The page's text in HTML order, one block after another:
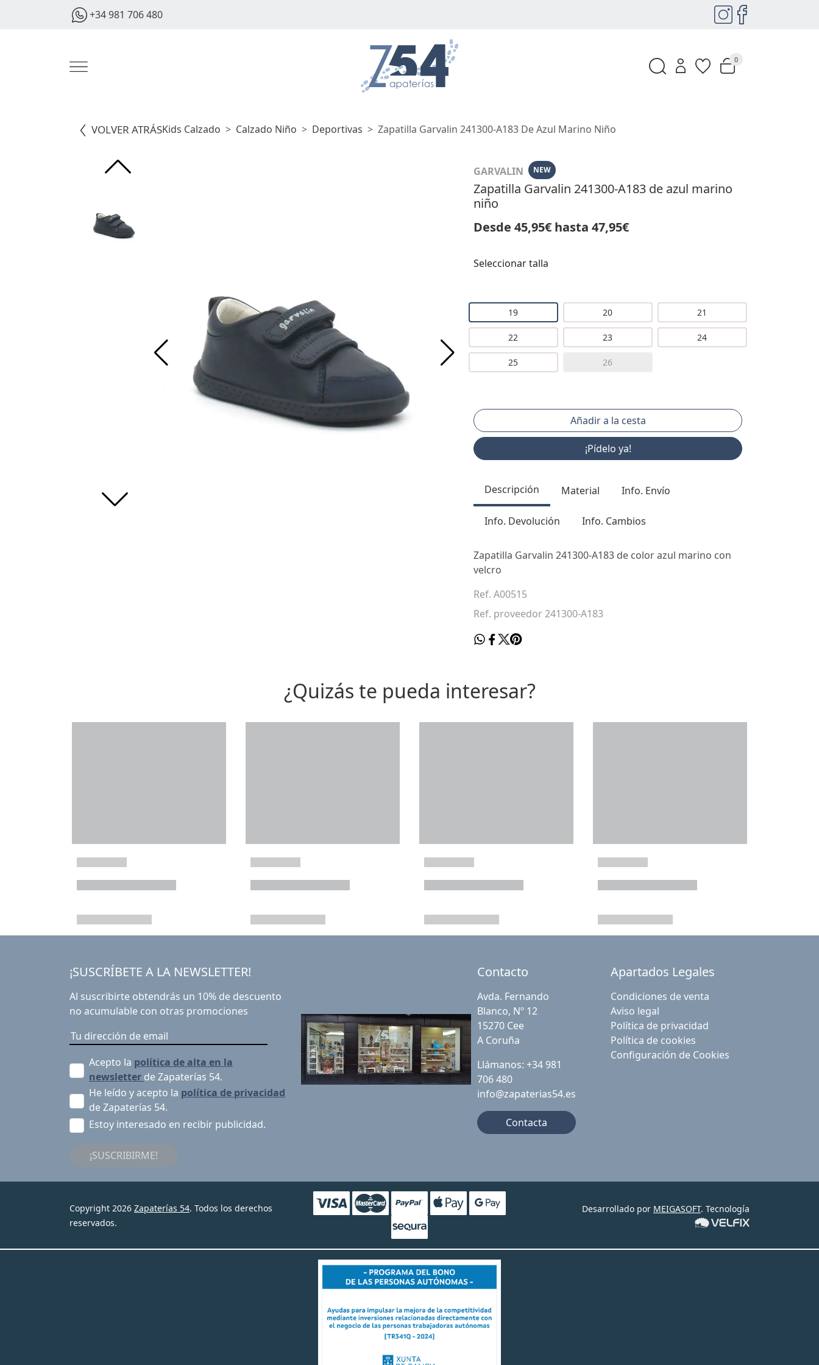
+34 981 706 480
0
VOLVER ATRÁSKids Calzado Calzado Niño Deportivas Zapatilla Garvalin 241300-A183 De Azul Marino Niño
GARVALIN NEW
Zapatilla Garvalin 241300-A183 de azul marino
niño
Desde 45,95€ hasta 47,95€
Seleccionar talla
19 20 21
22 23 24
25 26
¡Pídelo ya!
Descripción Material Info. Envío
Info. Devolución Info. Cambios
Zapatilla Garvalin 241300-A183 de color azul marino con
velcro
Ref. A00515
Ref. proveedor 241300-A183
¿Quizás te pueda interesar?
¡SUSCRÍBETE A LA NEWSLETTER!
Al suscribirte obtendrás un 10% de descuento
no acumulable con otras promociones
Acepto la política de alta en la
newsletter de Zapaterías 54.
He leído y acepto la política de privacidad
de Zapaterías 54.
Estoy interesado en recibir publicidad.
¡SUSCRIBIRME!
Contacto
Avda. Fernando
Blanco, Nº 12
15270 Cee
A Coruña
Llámanos: +34 981
706 480
info@zapaterias54.es
Contacta
Apartados Legales
Condiciones de venta
Aviso legal
Política de privacidad
Política de cookies
Configuración de Cookies
Copyright 2026 Zapaterías 54. Todos los derechos
reservados.
Desarrollado por MEIGASOFT. Tecnología